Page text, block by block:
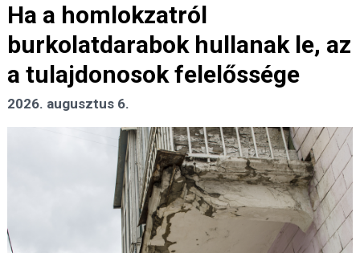
Ha a homlokzatról
burkolatdarabok hullanak le, az
a tulajdonosok felelőssége
2026. augusztus 6.